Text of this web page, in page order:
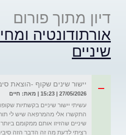
דיון מתוך פורום
אורתודונטיה
שיניים
יישור שינים שקוף -הוצאת
27/05/2026 | 15:23 | מאת: חיים